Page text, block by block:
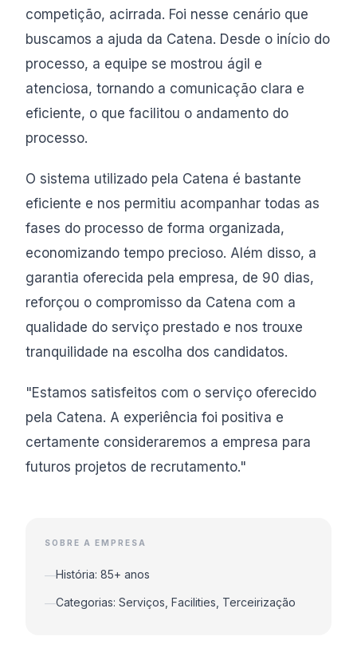
competição, acirrada. Foi nesse cenário que
buscamos a ajuda da Catena. Desde o início do
processo, a equipe se mostrou ágil e
atenciosa, tornando a comunicação clara e
eficiente, o que facilitou o andamento do
processo.
O sistema utilizado pela Catena é bastante
eficiente e nos permitiu acompanhar todas as
fases do processo de forma organizada,
economizando tempo precioso. Além disso, a
garantia oferecida pela empresa, de 90 dias,
reforçou o compromisso da Catena com a
qualidade do serviço prestado e nos trouxe
tranquilidade na escolha dos candidatos.
"Estamos satisfeitos com o serviço oferecido
pela Catena. A experiência foi positiva e
certamente consideraremos a empresa para
futuros projetos de recrutamento."
SOBRE A EMPRESA
—História: 85+ anos
—Categorias: Serviços, Facilities, Terceirização